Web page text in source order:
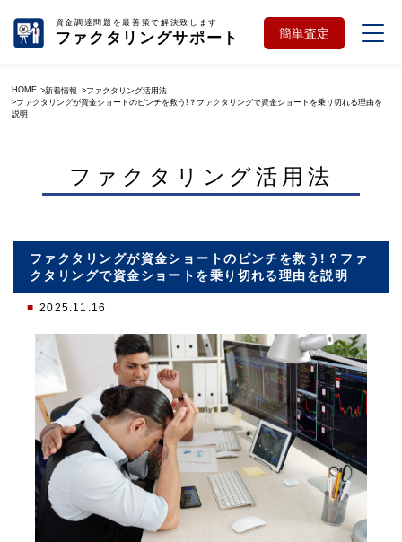
資金調達問題を最善策で解決致します
ファクタリングサポート 簡単査定
HOME 新着情報
ファクタリング活用法
ファクタリングが資金ショートのピンチを救う!？ファクタリングで資金ショートを乗り切れる理由を
説明
ファクタリング活用法
ファクタリングが資金ショートのピンチを救う!？ファ
クタリングで資金ショートを乗り切れる理由を説明
2025.11.16